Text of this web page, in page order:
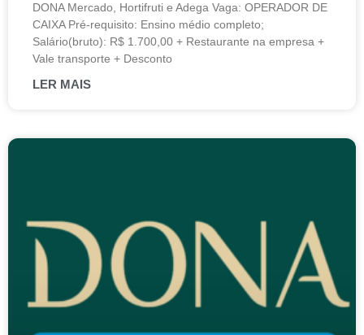
DONA Mercado, Hortifruti e Adega Vaga: OPERADOR DE
CAIXA Pré-requisito: Ensino médio completo;
Salário(bruto): R$ 1.700,00 + Restaurante na empresa +
Vale transporte + Desconto
LER MAIS